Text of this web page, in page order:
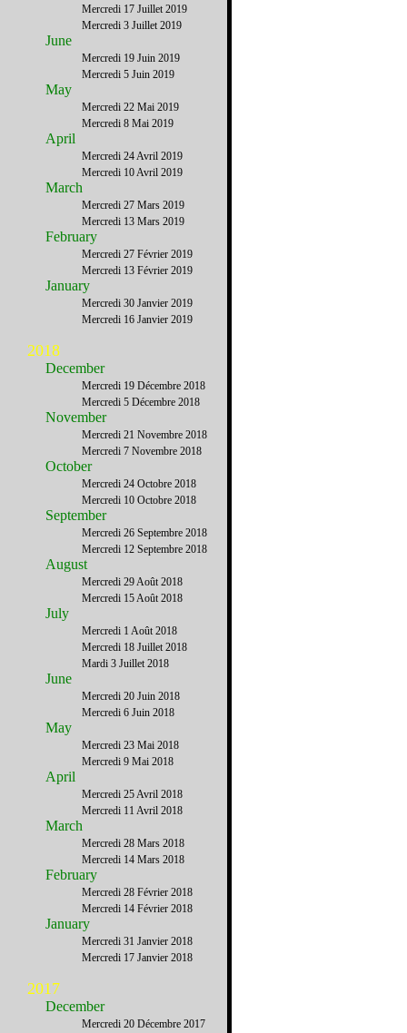
Mercredi 17 Juillet 2019
Mercredi 3 Juillet 2019
June
Mercredi 19 Juin 2019
Mercredi 5 Juin 2019
May
Mercredi 22 Mai 2019
Mercredi 8 Mai 2019
April
Mercredi 24 Avril 2019
Mercredi 10 Avril 2019
March
Mercredi 27 Mars 2019
Mercredi 13 Mars 2019
February
Mercredi 27 Février 2019
Mercredi 13 Février 2019
January
Mercredi 30 Janvier 2019
Mercredi 16 Janvier 2019
2018
December
Mercredi 19 Décembre 2018
Mercredi 5 Décembre 2018
November
Mercredi 21 Novembre 2018
Mercredi 7 Novembre 2018
October
Mercredi 24 Octobre 2018
Mercredi 10 Octobre 2018
September
Mercredi 26 Septembre 2018
Mercredi 12 Septembre 2018
August
Mercredi 29 Août 2018
Mercredi 15 Août 2018
July
Mercredi 1 Août 2018
Mercredi 18 Juillet 2018
Mardi 3 Juillet 2018
June
Mercredi 20 Juin 2018
Mercredi 6 Juin 2018
May
Mercredi 23 Mai 2018
Mercredi 9 Mai 2018
April
Mercredi 25 Avril 2018
Mercredi 11 Avril 2018
March
Mercredi 28 Mars 2018
Mercredi 14 Mars 2018
February
Mercredi 28 Février 2018
Mercredi 14 Février 2018
January
Mercredi 31 Janvier 2018
Mercredi 17 Janvier 2018
2017
December
Mercredi 20 Décembre 2017